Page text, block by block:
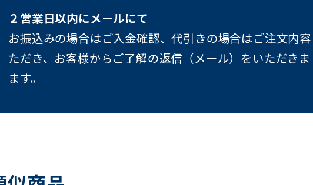
２営業日以内にメールにて
お振込みの場合はご入金確認、代引きの場合はご注文内
ただき、お客様からご了解の返信（メール）をいただき
ます。